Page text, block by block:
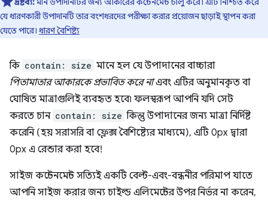
যে ধারণকারী উপাদানটি তার বংশধরদের পরীক্ষা করার প্রয়োজন ছাড়াই স্থাপন করা
যেতে পারে। ধারণ বৈশিষ্ট্য
কি contain: size মানে হল যে উপাদানের বাচ্চারা
পিতামাতার আকারকে প্রভাবিত করে নাএবং এটির অনুমানকৃত বা
ঘোষিত মাত্রাগুলিই ব্যবহৃত হবে৷ ফলস্বরূপ আপনি যদি সেট
করতে চান contain: size কিন্তু উপাদানের জন্য মাত্রা নির্দিষ্ট
করেনি (হয় সরাসরি বা ফ্লেক্স বৈশিষ্ট্যের মাধ্যমে), এটি 0px দ্বারা
0px এ রেন্ডার করা হবে!
সাইজ কন্টেনমেন্ট সত্যিই একটি বেল্ট-এবং-বন্ধনীর পরিমাপ যাতে
আপনি সাইজ করার জন্য চাইল্ড এলিমেন্টের উপর নির্ভর না করেন,